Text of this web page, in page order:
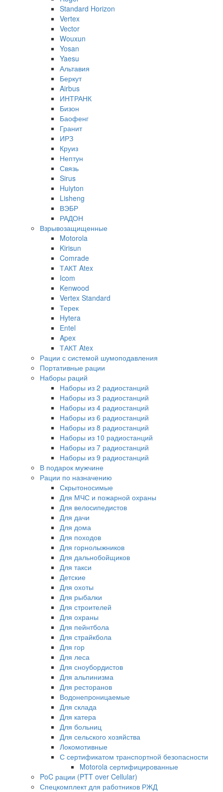
Standard Horizon
Vertex
Vector
Wouxun
Yosan
Yaesu
Альтавия
Беркут
Airbus
ИНТРАНК
Бизон
Баофенг
Гранит
ИРЗ
Круиз
Нептун
Связь
Sirus
Huiyton
Lisheng
ВЭБР
РАДОН
Взрывозащищенные
Motorola
Kirisun
Comrade
ТАКТ Atex
Icom
Kenwood
Vertex Standard
Терек
Hytera
Entel
Apex
ТАКТ Atex
Рации с системой шумоподавления
Портативные рации
Наборы раций
Наборы из 2 радиостанций
Наборы из 3 радиостанций
Наборы из 4 радиостанций
Наборы из 6 радиостанций
Наборы из 8 радиостанций
Наборы из 10 радиостанций
Наборы из 7 радиостанций
Наборы из 9 радиостанций
В подарок мужчине
Рации по назначению
Скрытоносимые
Для МЧС и пожарной охраны
Для велосипедистов
Для дачи
Для дома
Для походов
Для горнолыжников
Для дальнобойщиков
Для такси
Детские
Для охоты
Для рыбалки
Для строителей
Для охраны
Для пейнтбола
Для страйкбола
Для гор
Для леса
Для сноубордистов
Для альпинизма
Для ресторанов
Водонепроницаемые
Для склада
Для катера
Для больниц
Для сельского хозяйства
Локомотивные
С сертификатом транспортной безопасности
Motorola сертифицированные
PoC рации (PTT over Cellular)
Спецкомплект для работников РЖД